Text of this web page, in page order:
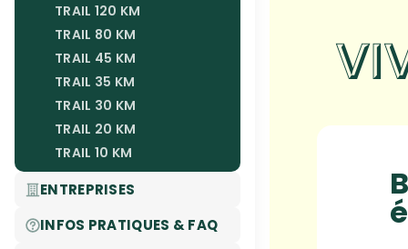
TRAIL 120 KM
TRAIL 80 KM
TRAIL 45 KM
TRAIL 35 KM
TRAIL 30 KM
TRAIL 20 KM
TRAIL 10 KM
ENTREPRISES
INFOS PRATIQUES & FAQ